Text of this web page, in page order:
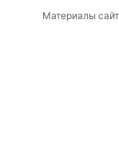
Материалы